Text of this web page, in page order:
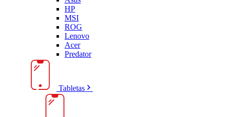
HP
MSI
ROG
Lenovo
Acer
Predator
Tabletas